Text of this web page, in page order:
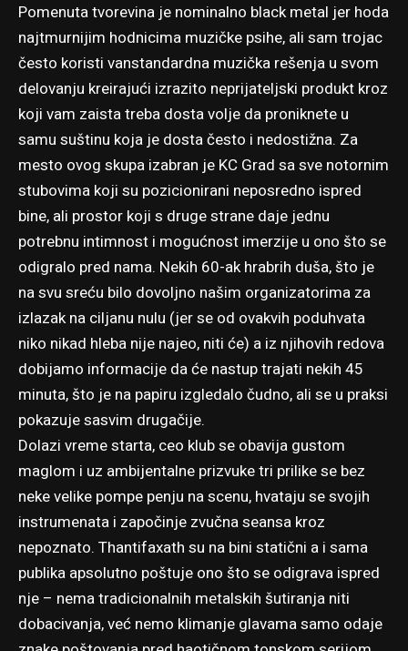
Pomenuta tvorevina je nominalno black metal jer hoda
najtmurnijim hodnicima muzičke psihe, ali sam trojac
često koristi vanstandardna muzička rešenja u svom
delovanju kreirajući izrazito neprijateljski produkt kroz
koji vam zaista treba dosta volje da proniknete u
samu suštinu koja je dosta često i nedostižna. Za
mesto ovog skupa izabran je KC Grad sa sve notornim
stubovima koji su pozicionirani neposredno ispred
bine, ali prostor koji s druge strane daje jednu
potrebnu intimnost i mogućnost imerzije u ono što se
odigralo pred nama. Nekih 60-ak hrabrih duša, što je
na svu sreću bilo dovoljno našim organizatorima za
izlazak na ciljanu nulu (jer se od ovakvih poduhvata
niko nikad hleba nije najeo, niti će) a iz njihovih redova
dobijamo informacije da će nastup trajati nekih 45
minuta, što je na papiru izgledalo čudno, ali se u praksi
pokazuje sasvim drugačije.
Dolazi vreme starta, ceo klub se obavija gustom
maglom i uz ambijentalne prizvuke tri prilike se bez
neke velike pompe penju na scenu, hvataju se svojih
instrumenata i započinje zvučna seansa kroz
nepoznato. Thantifaxath su na bini statični a i sama
publika apsolutno poštuje ono što se odigrava ispred
nje – nema tradicionalnih metalskih šutiranja niti
dobacivanja, već nemo klimanje glavama samo odaje